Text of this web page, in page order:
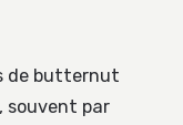
de butternut
souvent par